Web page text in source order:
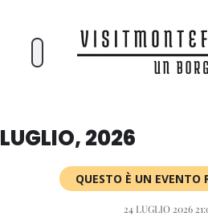
LUGLIO, 2026
QUESTO È UN EVENTO
24 LUGLIO 2026